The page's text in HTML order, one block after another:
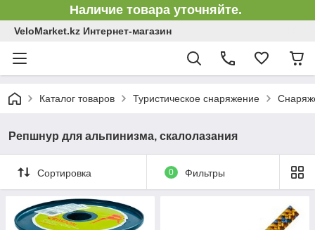
Наличие товара уточняйте.
VeloMarket.kz Интернет-магазин
Каталог товаров Туристическое снаряжение
Репшнур для альпинизма, скалолазания
Сортировка 0 Фильтры